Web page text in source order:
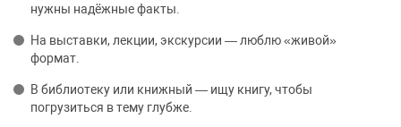
нужны надёжные факты.
На выставки, лекции, экскурсии — люблю «живой»
формат.
В библиотеку или книжный — ищу книгу, чтобы
погрузиться в тему глубже.